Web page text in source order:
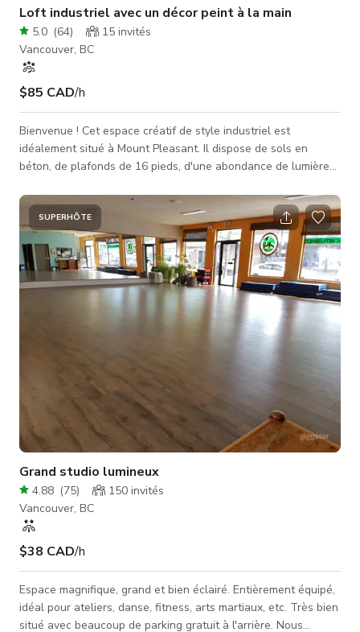
Loft industriel avec un décor peint à la main
5.0 (64) 15 invités
Vancouver, BC
$85 CAD/h
Bienvenue ! Cet espace créatif de style industriel est
idéalement situé à Mount Pleasant. Il dispose de sols en
béton, de plafonds de 16 pieds, d'une abondance de lumière
maîtresse est un fond peint à la main double face de 9'X12'
(vert/noir), assez grand pour être utilisé comme fond sans
couture, un plus petit fond orange/or peint à la main, adapté
pour corps entier ou portrait mais pas sans couture. Il y a
aussi un fond pa
SUPERHÔTE
Grand studio lumineux
4.88 (75) 150 invités
Vancouver, BC
$38 CAD/h
Espace magnifique, grand et bien éclairé. Entièrement équipé,
idéal pour ateliers, danse, fitness, arts martiaux, etc. Très bien
situé avec beaucoup de parking gratuit à l'arrière. Nous